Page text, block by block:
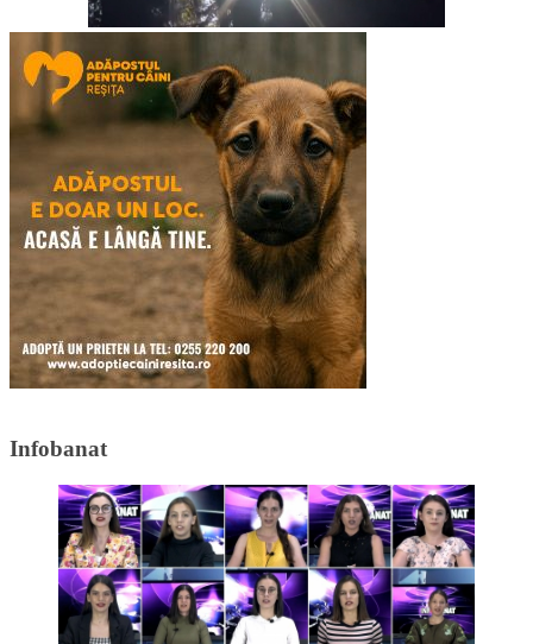
Infobanat